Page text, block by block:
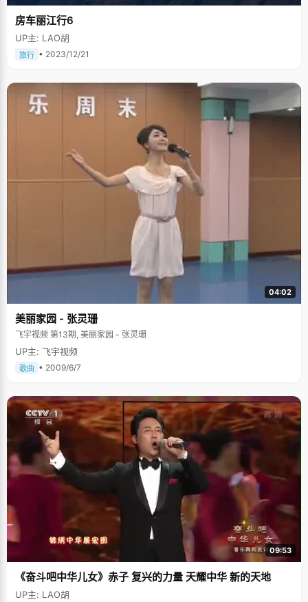
房车丽江行6
UP主: LAO胡
旅行 • 2023/12/21
04:02
美丽家园 - 张灵珊
飞宇视频 第13期, 美丽家园 - 张灵珊
UP主: 飞宇视频
歌曲 • 2009/6/7
09:53
《奋斗吧中华儿女》赤子 复兴的力量 天耀中华 新的天地
UP主: LAO胡